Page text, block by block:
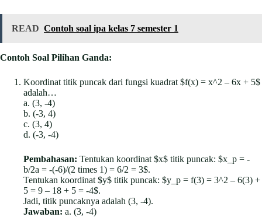
READ Contoh soal ipa kelas 7 semester 1
Contoh Soal Pilihan Ganda:
Koordinat titik puncak dari fungsi kuadrat $f(x) = x^2 – 6x + 5$
adalah…
a. (3, -4)
b. (-3, 4)
c. (3, 4)
d. (-3, -4)
Pembahasan: Tentukan koordinat $x$ titik puncak: $x_p = -
b/2a = -(-6)/(2 times 1) = 6/2 = 3$.
Tentukan koordinat $y$ titik puncak: $y_p = f(3) = 3^2 – 6(3) +
5 = 9 – 18 + 5 = -4$.
Jadi, titik puncaknya adalah (3, -4).
Jawaban: a. (3, -4)